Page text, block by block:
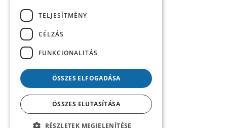
Resumé
Summary
Tanulmányok
Uncategorized @hu
TELJESÍTMÉNY
CÉLZÁS
FUNKCIONALITÁS
ÖSSZES ELFOGADÁSA
ÖSSZES ELUTASÍTÁSA
RÉSZLETEK MEGJELENÍTÉSE